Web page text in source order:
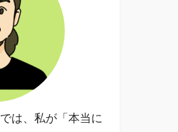
は、私が「本当に